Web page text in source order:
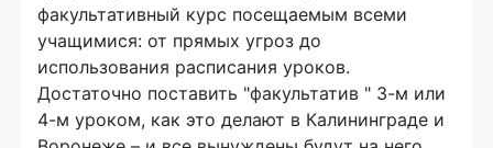
факультативный курс посещаемым всеми
учащимися: от прямых угроз до
использования расписания уроков.
Достаточно поставить "факультатив " 3-м или
4-м уроком, как это делают в Калининграде и